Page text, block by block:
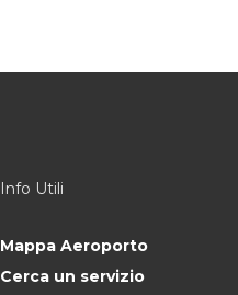
Info Utili
Mappa Aeroporto
Cerca un servizio